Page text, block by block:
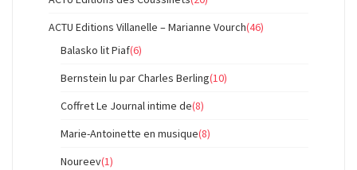
ACTU Editions Villanelle – Marianne Vourch(46)
Balasko lit Piaf(6)
Bernstein lu par Charles Berling(10)
Coffret Le Journal intime de(8)
Marie-Antoinette en musique(8)
Noureev(1)